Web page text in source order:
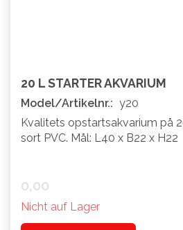
20 L STARTER AKVARIUM
Model/Artikelnr.: y20
Kvalitets opstartsakvarium på
sort PVC. Mål: L40 x B22 x H22
0,00
Nicht auf Lager